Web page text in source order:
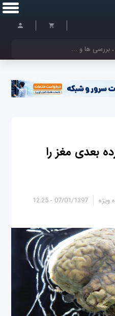
بعدی مغز را
07/01/1397 - 12:25 ویژه